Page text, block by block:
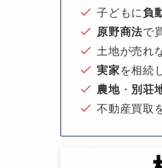
子どもに負
原野商法で
土地が売れ
実家を相続
農地・ 別荘
不動産買取